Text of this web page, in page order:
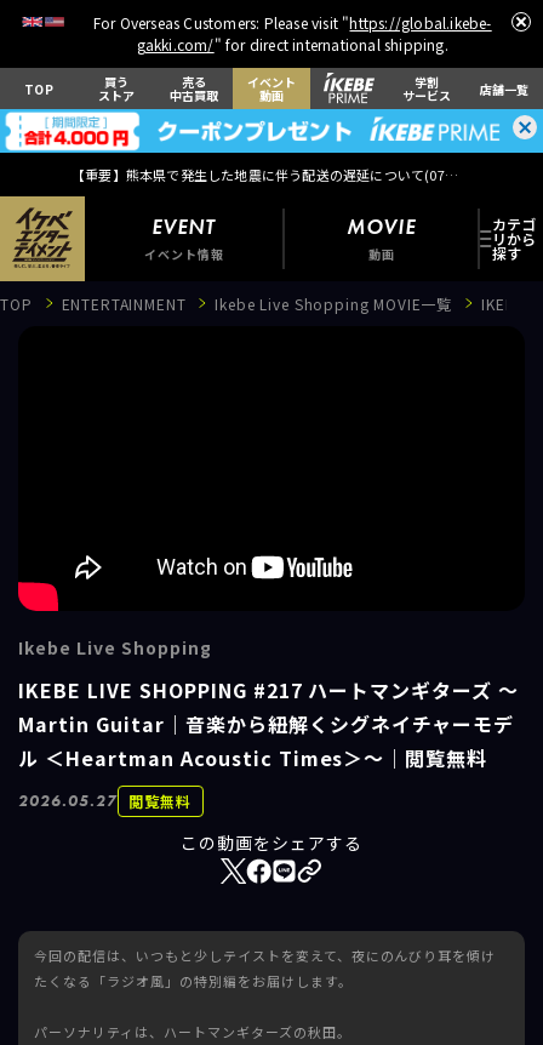
For Overseas Customers: Please visit "https://global.ikebe-
gakki.com/" for direct international shipping.
TOP 買う
ストア
売る
中古買取
イベント
動画
学割
サービス 店舗一覧
【重要】熊本県で発生した地震に伴う配送の遅延について(07月29日
EVENT
イベント情報
MOVIE
動画
TOP ENTERTAINMENT Ikebe Live Shopping MOVIE一覧 IKEBE
Ikebe Live Shopping
IKEBE LIVE SHOPPING #217 ハートマンギターズ ～
Martin Guitar｜音楽から紐解くシグネイチャーモデ
ル ＜Heartman Acoustic Times＞～｜閲覧無料
2026.05.27 閲覧無料
この動画をシェアする
今回の配信は、いつもと少しテイストを変えて、夜にのんびり耳を傾け
たくなる「ラジオ風」の特別編をお届けします。
パーソナリティは、ハートマンギターズの秋田。